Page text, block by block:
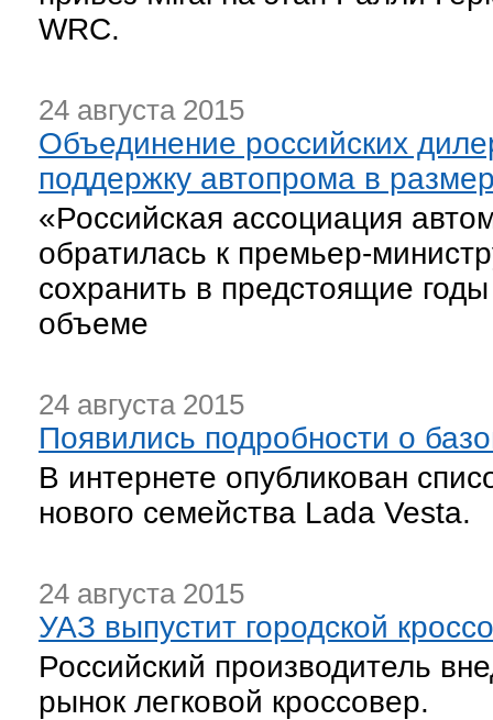
WRC.
24 августа 2015
Объединение российских
поддержку автопрома в
«Российская ассоциация
обратилась к премьер-
сохранить в предстоящие
объеме
24 августа 2015
Появились подробности о
В интернете опубликован
нового семейства Lada Vesta.
24 августа 2015
УАЗ выпустит городской
Российский производитель
рынок легковой кроссовер.